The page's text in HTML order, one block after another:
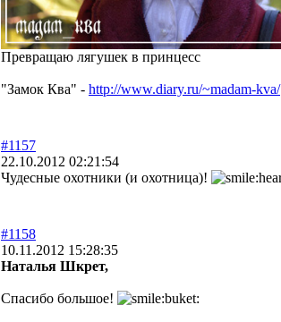
Превращаю лягушек в принцесс
"Замок Ква" - http://www.diary.ru/~madam-kva/
#1157
22.10.2012 02:21:54
Чудесные охотники (и охотница)!
#1158
10.11.2012 15:28:35
Наталья Шкрет,
Спасибо большое!